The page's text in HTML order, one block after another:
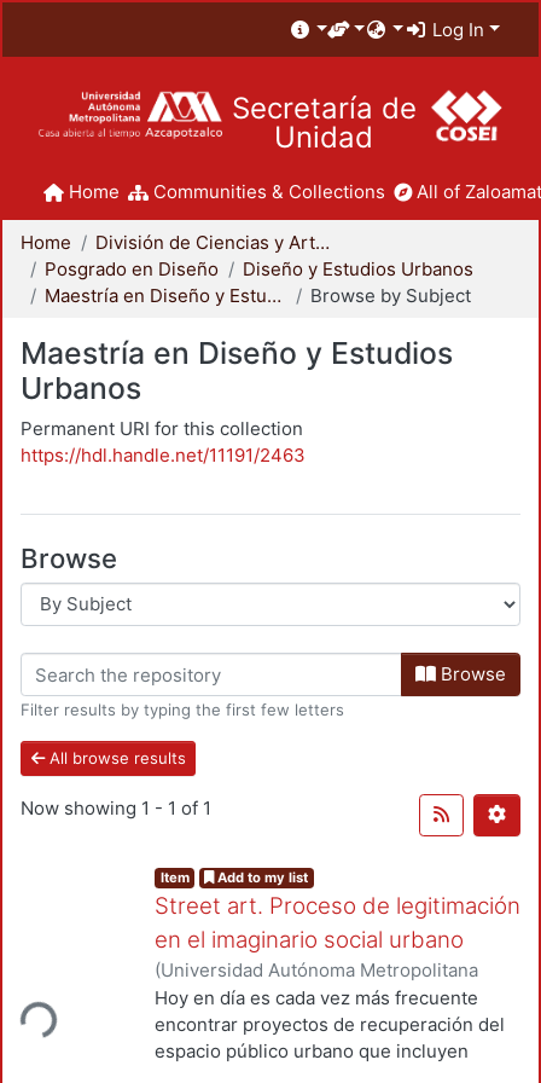
Log In
Secretaría de
Unidad
Home Communities & Collections All of
Home
División de Ciencias y Artes para el Diseño
Posgrado en Diseño
Diseño y Estudios Urbanos
Maestría en Diseño y Estudios Urbanos
Browse by Subject
Maestría en Diseño y Estudios
Urbanos
Permanent URI for this collection
https://hdl.handle.net/11191/2463
Browse
Browse
Filter results by typing the first few letters
All browse results
Now showing 1 - 1 of 1
Item Add to my list
Street art. Proceso de legitimación
en el imaginario social urbano
(Universidad Autónoma Metropolitana
(México). Unidad Azcapotzalco.
Coordinación de Servicios de
Información.,2017-06) Rodríguez Castro,
Hoy en día es cada vez más frecuente
encontrar proyectos de recuperación del
espacio público urbano que incluyen